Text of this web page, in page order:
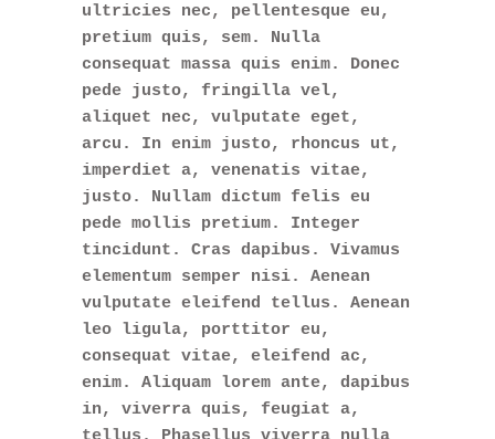
ultricies nec, pellentesque eu,
pretium quis, sem. Nulla
consequat massa quis enim. Donec
pede justo, fringilla vel,
aliquet nec, vulputate eget,
arcu. In enim justo, rhoncus ut,
imperdiet a, venenatis vitae,
justo. Nullam dictum felis eu
pede mollis pretium. Integer
tincidunt. Cras dapibus. Vivamus
elementum semper nisi. Aenean
vulputate eleifend tellus. Aenean
leo ligula, porttitor eu,
consequat vitae, eleifend ac,
enim. Aliquam lorem ante, dapibus
in, viverra quis, feugiat a,